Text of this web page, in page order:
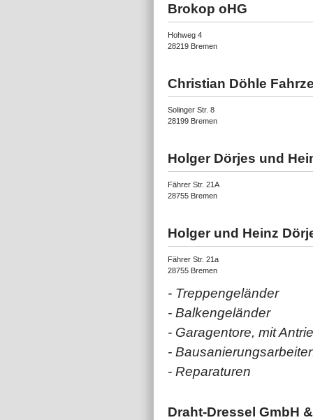
Brokop oHG
Hohweg 4
28219 Bremen
Christian Döhle
Solinger Str. 8
28199 Bremen
Holger Dörjes und
Fährer Str. 21A
28755 Bremen
Holger und Heinz
Fährer Str. 21a
28755 Bremen
- Treppengeländer
- Balkengeländer
- Garagentore, mit
-
- Reparaturen
Draht-Dressel GmbH